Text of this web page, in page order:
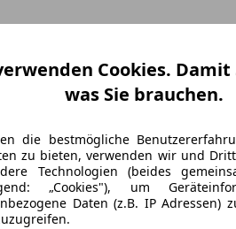
Cookies.
was Sie brauchen.
die bestmögliche
zu bieten, verwenden wir und
Technologien (beides
„Cookies"), um
Daten (z.B. IP Adressen)